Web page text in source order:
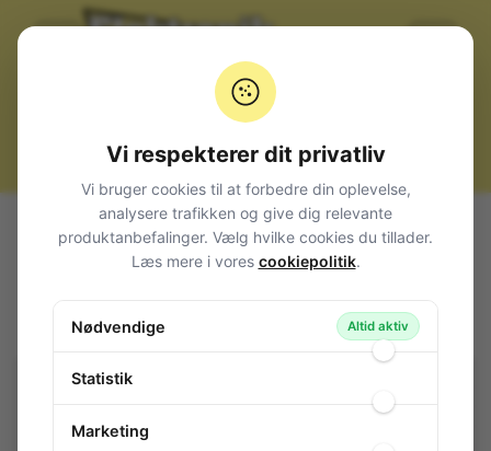
Alle produkter Komponenter Kondensatorer
THT
Tantalum Capacitor 10uF 16V P2,54
85-615 / CTUF010DM1
Vi respekterer dit privatliv
Vi bruger cookies til at forbedre din oplevelse,
analysere trafikken og give dig relevante
produktanbefalinger. Vælg hvilke cookies du tillader.
Læs mere i vores cookiepolitik.
Nødvendige Altid aktiv
Statistik
Marketing